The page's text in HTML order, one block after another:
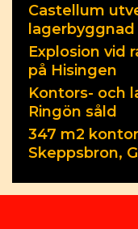
Castellum
Explosion vid
på Hisingen
Kontors- och
Ringön såld
347 m2
Skeppsbron,